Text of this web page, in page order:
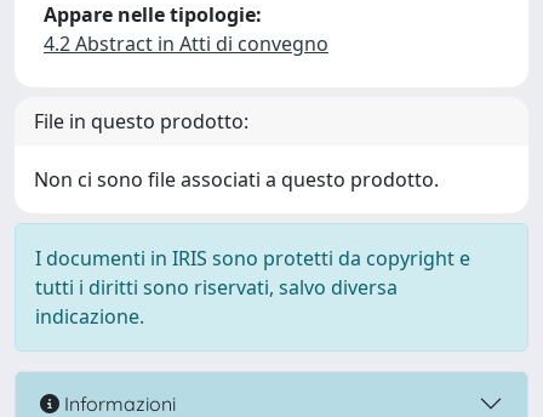
Appare nelle tipologie:
4.2 Abstract in Atti di convegno
File in questo prodotto:
Non ci sono file associati a questo prodotto.
I documenti in IRIS sono protetti da copyright e
tutti i diritti sono riservati, salvo diversa
indicazione.
Informazioni